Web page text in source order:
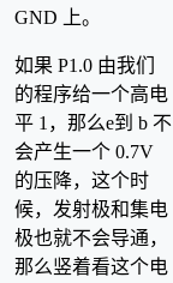
GND 上。
如果 P1.0 由我们
的程序给一个高电
平 1，那么e到 b 不
会产生一个 0.7V
的压降，这个时
候，发射极和集电
极也就不会导通，
那么竖着看这个电